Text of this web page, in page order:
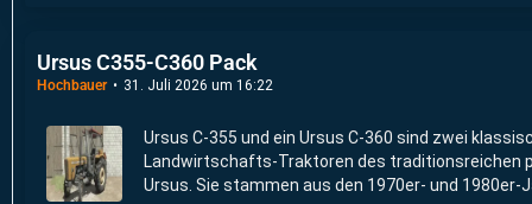
Ursus C355-C360 Pack
Hochbauer 31. Juli 2026 um 16:22
Ursus C-355 und ein Ursus C-360 sind zwei
Landwirtschafts-Traktoren des traditionsreichen
Ursus. Sie stammen aus den 1970er- und 1980er-